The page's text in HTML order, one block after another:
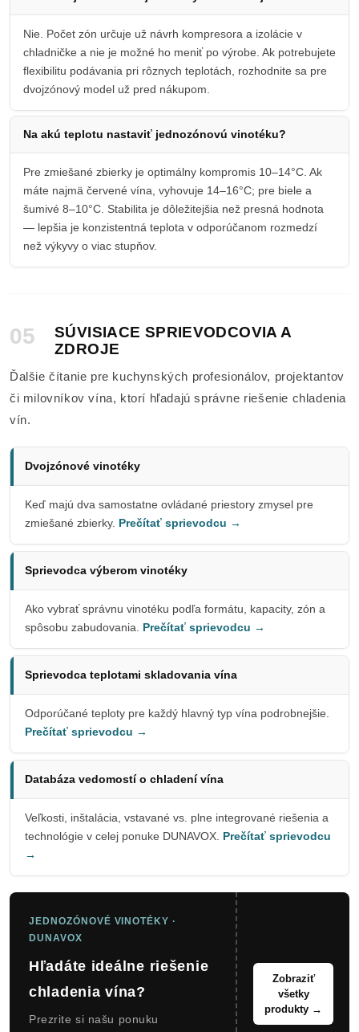
Nie. Počet zón určuje už návrh kompresora a izolácie v
chladničke a nie je možné ho meniť po výrobe. Ak potrebujete
flexibilitu podávania pri rôznych teplotách, rozhodnite sa pre
dvojzónový model už pred nákupom.
Na akú teplotu nastaviť jednozónovú vinotéku?
Pre zmiešané zbierky je optimálny kompromis 10–14°C. Ak
máte najmä červené vína, vyhovuje 14–16°C; pre biele a
šumivé 8–10°C. Stabilita je dôležitejšia než presná hodnota
— lepšia je konzistentná teplota v odporúčanom rozmedzí
než výkyvy o viac stupňov.
05
SÚVISIACE SPRIEVODCOVIA A
ZDROJE
Ďalšie čítanie pre kuchynských profesionálov, projektantov
či milovníkov vína, ktorí hľadajú správne riešenie chladenia
vín.
Dvojzónové vinotéky
Keď majú dva samostatne ovládané priestory zmysel pre
zmiešané zbierky. Prečítať sprievodcu →
Sprievodca výberom vinotéky
Ako vybrať správnu vinotéku podľa formátu, kapacity, zón a
spôsobu zabudovania. Prečítať sprievodcu →
Sprievodca teplotami skladovania vína
Odporúčané teploty pre každý hlavný typ vína podrobnejšie.
Prečítať sprievodcu →
Databáza vedomostí o chladení vína
Veľkosti, inštalácia, vstavané vs. plne integrované riešenia a
technológie v celej ponuke DUNAVOX. Prečítať sprievodcu
→
JEDNOZÓNOVÉ VINOTÉKY ·
DUNAVOX
Hľadáte ideálne riešenie
chladenia vína?
Prezrite si našu ponuku
Zobraziť
všetky
produkty →